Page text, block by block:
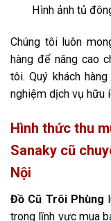
Hình ảnh tủ
Chúng tôi luôn
hàng để nâng cao
tôi. Quý khách
nghiệm dịch vụ hữu
Hình thức thu
Sanaky cũ
Nội
Đồ Cũ Trôi Phùng
trong lĩnh vực mua